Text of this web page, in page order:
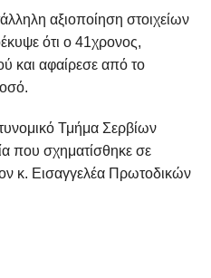
αξιοποίηση στοιχείων
ότι ο 41χρονος,
και αφαίρεσε από το
Τμήμα Σερβίων
που σχηματίσθηκε σε
κ. Εισαγγελέα Πρωτοδικών